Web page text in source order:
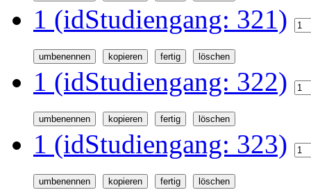
1 (idStudiengang: 321)
1 (idStudiengang: 322)
1 (idStudiengang: 323)